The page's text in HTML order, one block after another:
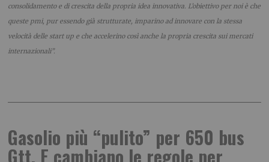
consolidamento e di crescita della propria idea innovativa. L’obiettivo per noi è che
queste pmi, pur essendo già strutturate, imparino ad innovare con la stessa
velocità delle start up e che accelerino così anche la propria crescita sui mercati
internazionali”.
Gasolio più “pulito” per 650 bus
Gtt. E cambiano le regole per